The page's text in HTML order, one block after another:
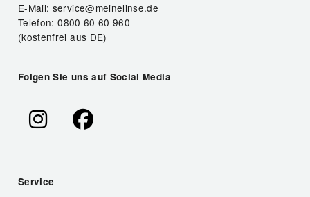
E-Mail: service@meinelinse.de
Telefon: 0800 60 60 960
(kostenfrei aus DE)
Folgen Sie uns auf Social Media
Service